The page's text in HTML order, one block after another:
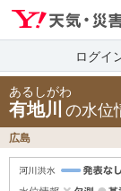
ログイ
あるしがわ
有地川 の水位
広島